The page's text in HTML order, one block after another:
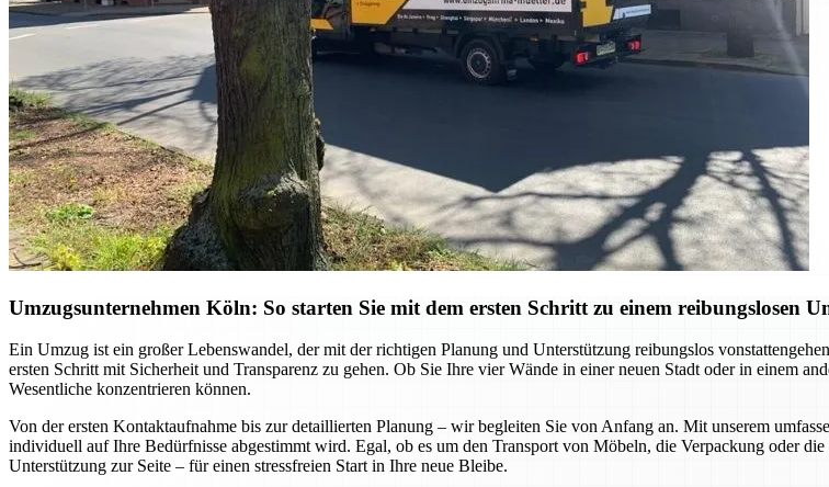
Umzugsunternehmen Köln: So starten Sie mit dem ersten Schritt zu einem reibungslosen
Ein Umzug ist ein großer Lebenswandel, der mit der richtigen Planung und Unterstützung reibungslos
ersten Schritt mit Sicherheit und Transparenz zu gehen. Ob Sie Ihre vier Wände in einer neuen Stadt oder in einem
Wesentliche konzentrieren können.
Von der ersten Kontaktaufnahme bis zur detaillierten Planung – wir begleiten Sie von Anfang an. Mit unserem
individuell auf Ihre Bedürfnisse abgestimmt wird. Egal, ob es um den Transport von Möbeln, die Verpackung oder
Unterstützung zur Seite – für einen stressfreien Start in Ihre neue Bleibe.